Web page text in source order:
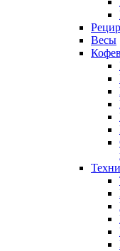
Весы